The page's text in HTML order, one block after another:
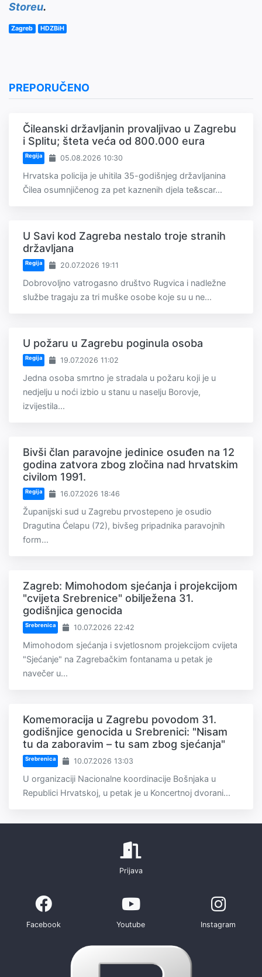
Storeu.
Zagreb HDZBiH
PREPORUČENO
Čileanski državljanin provaljivao u Zagrebu
i Splitu; šteta veća od 800.000 eura
Regija 05.08.2026 10:30
Hrvatska policija je uhitila 35-godišnjeg državljanina
Čilea osumnjičenog za pet kaznenih djela te&scar...
U Savi kod Zagreba nestalo troje stranih
državljana
Regija 20.07.2026 19:11
Dobrovoljno vatrogasno društvo Rugvica i nadležne
službe tragaju za tri muške osobe koje su u ne...
U požaru u Zagrebu poginula osoba
Regija 19.07.2026 11:02
Jedna osoba smrtno je stradala u požaru koji je u
nedjelju u noći izbio u stanu u naselju Borovje,
izvijestila...
Bivši član paravojne jedinice osuđen na 12
godina zatvora zbog zločina nad hrvatskim
civilom 1991.
Regija 16.07.2026 18:46
Županijski sud u Zagrebu prvostepeno je osudio
Dragutina Ćelapu (72), bivšeg pripadnika paravojnih
form...
Zagreb: Mimohodom sjećanja i projekcijom
"cvijeta Srebrenice" obilježena 31.
godišnjica genocida
Srebrenica 10.07.2026 22:42
Mimohodom sjećanja i svjetlosnom projekcijom cvijeta
"Sjećanje" na Zagrebačkim fontanama u petak je
navečer u...
Komemoracija u Zagrebu povodom 31.
godišnjice genocida u Srebrenici: "Nisam
tu da zaboravim – tu sam zbog sjećanja"
Srebrenica 10.07.2026 13:03
U organizaciji Nacionalne koordinacije Bošnjaka u
Republici Hrvatskoj, u petak je u Koncertnoj dvorani...
Prijava
Facebook Youtube Instagram